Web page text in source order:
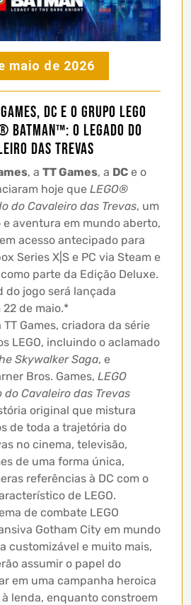
maio de 2026
DC e o Grupo LEGO
Batman™: O Legado do
das Trevas
, a TT Games, a DC e o
hoje que LEGO®
do Cavaleiro das Trevas, um
e aventura em mundo aberto,
acesso antecipado para
Series X|S e PC via Steam e
parte da Edição Deluxe.
do jogo será lançada
de maio.*
Games, criadora da série
LEGO, incluindo o aclamado
Skywalker Saga, e
Bros. Games, LEGO
do Cavaleiro das Trevas
original que mistura
de toda a trajetória do
no cinema, televisão,
de uma forma única,
referências à DC com o
de LEGO.
de combate LEGO
Gotham City em mundo
customizável e muito mais,
assumir o papel do
em uma campanha heroica
lenda, enquanto constroem